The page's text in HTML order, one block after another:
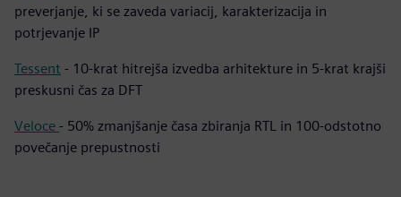
preverjanje, ki se zaveda variacij, karakterizacija in
potrjevanje IP
Tessent - 10-krat hitrejša izvedba arhitekture in 5-krat krajši
preskusni čas za DFT
Veloce - 50% zmanjšanje časa zbiranja RTL in 100-odstotno
povečanje prepustnosti